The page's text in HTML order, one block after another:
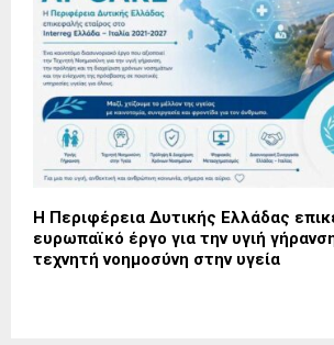
Η Περιφέρεια Δυτικής Ελλάδας
ευρωπαϊκό έργο για την υγιή
τεχνητή νοημοσύνη στην υγεία